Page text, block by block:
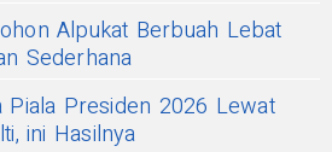
Alpukat Berbuah Lebat
Sederhana
Presiden 2026 Lewat
ini Hasilnya